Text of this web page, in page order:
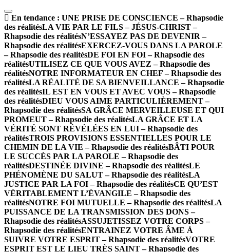
En tendance : UNE PRISE DE CONSCIENCE – Rhapsodie
des réalitésLA VIE PAR LE FILS – JÉSUS-CHRIST –
Rhapsodie des réalitésN’ESSAYEZ PAS DE DEVENIR –
Rhapsodie des réalitésEXERCEZ-VOUS DANS LA PAROLE
– Rhapsodie des réalitésDE FOI EN FOI – Rhapsodie des
réalitésUTILISEZ CE QUE VOUS AVEZ – Rhapsodie des
réalitésNOTRE INFORMATEUR EN CHEF – Rhapsodie des
réalitésLA RÉALITÉ DE SA BIENVEILLANCE – Rhapsodie
des réalitésIL EST EN VOUS ET AVEC VOUS – Rhapsodie
des réalitésDIEU VOUS AIME PARTICULIÈREMENT –
Rhapsodie des réalitésSA GRÂCE MERVEILLEUSE ET QUI
PROMEUT – Rhapsodie des réalitésLA GRÂCE ET LA
VÉRITÉ SONT RÉVÉLÉES EN LUI – Rhapsodie des
réalitésTROIS PROVISIONS ESSENTIELLES POUR LE
CHEMIN DE LA VIE – Rhapsodie des réalitésBÂTI POUR
LE SUCCÈS PAR LA PAROLE – Rhapsodie des
réalitésDESTINÉE DIVINE – Rhapsodie des réalitésLE
PHÉNOMÈNE DU SALUT – Rhapsodie des réalitésLA
JUSTICE PAR LA FOI – Rhapsodie des réalitésCE QU’EST
VÉRITABLEMENT L’ÉVANGILE – Rhapsodie des
réalitésNOTRE FOI MUTUELLE – Rhapsodie des réalitésLA
PUISSANCE DE LA TRANSMISSION DES DONS –
Rhapsodie des réalitésASSUJETISSEZ VOTRE CORPS –
Rhapsodie des réalitésENTRAINEZ VOTRE ÂME À
SUIVRE VOTRE ESPRIT – Rhapsodie des réalitésVOTRE
ESPRIT EST LE LIEU TRÈS SAINT – Rhapsodie des